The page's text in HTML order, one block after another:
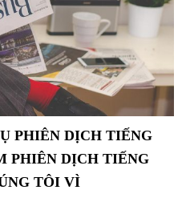
PHIÊN DỊCH TIẾNG
PHIÊN DỊCH TIẾNG
TÔI VÌ